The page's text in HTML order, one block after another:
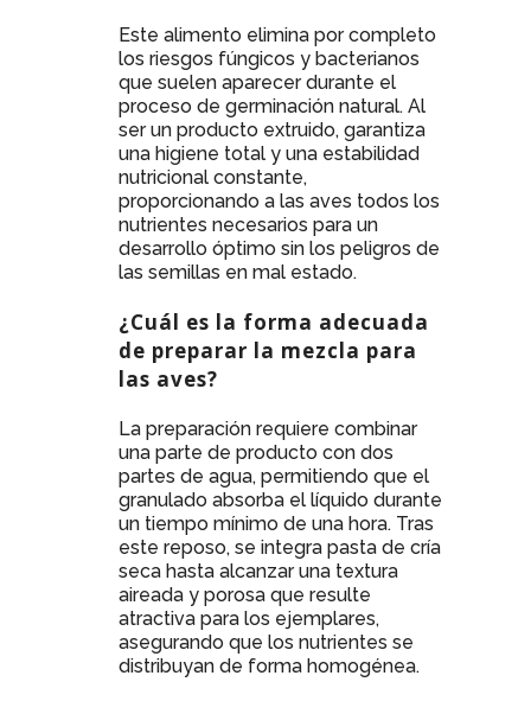
Este alimento elimina por completo
los riesgos fúngicos y bacterianos
que suelen aparecer durante el
proceso de germinación natural. Al
ser un producto extruido, garantiza
una higiene total y una estabilidad
nutricional constante,
proporcionando a las aves todos los
nutrientes necesarios para un
desarrollo óptimo sin los peligros de
las semillas en mal estado.
¿Cuál es la forma adecuada
de preparar la mezcla para
las aves?
La preparación requiere combinar
una parte de producto con dos
partes de agua, permitiendo que el
granulado absorba el líquido durante
un tiempo mínimo de una hora. Tras
este reposo, se integra pasta de cría
seca hasta alcanzar una textura
aireada y porosa que resulte
atractiva para los ejemplares,
asegurando que los nutrientes se
distribuyan de forma homogénea.